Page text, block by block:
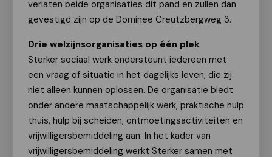
verlaten beide organisaties dit pand en zullen dan
gevestigd zijn op de Dominee Creutzbergweg 3.
Drie welzijnsorganisaties op één plek
Sterker sociaal werk ondersteunt iedereen met
een vraag of situatie in het dagelijks leven, die zij
niet alleen kunnen oplossen. De organisatie biedt
onder andere maatschappelijk werk, praktische hulp
thuis, hulp bij scheiden, ontmoetingsactiviteiten en
vrijwilligersbemiddeling aan. In het kader van
vrijwilligersbemiddeling werkt Sterker samen met